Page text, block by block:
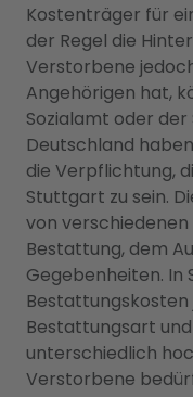
Kostenträger für
der Regel die
Verstorbene
Angehörigen hat,
Sozialamt oder
Deutschland
die Verpflichtung,
Stuttgart zu sein.
von
Bestattung, dem
Gegebenheiten.
Bestattungskosten
Bestattungsart
unterschiedlich
Verstorbene